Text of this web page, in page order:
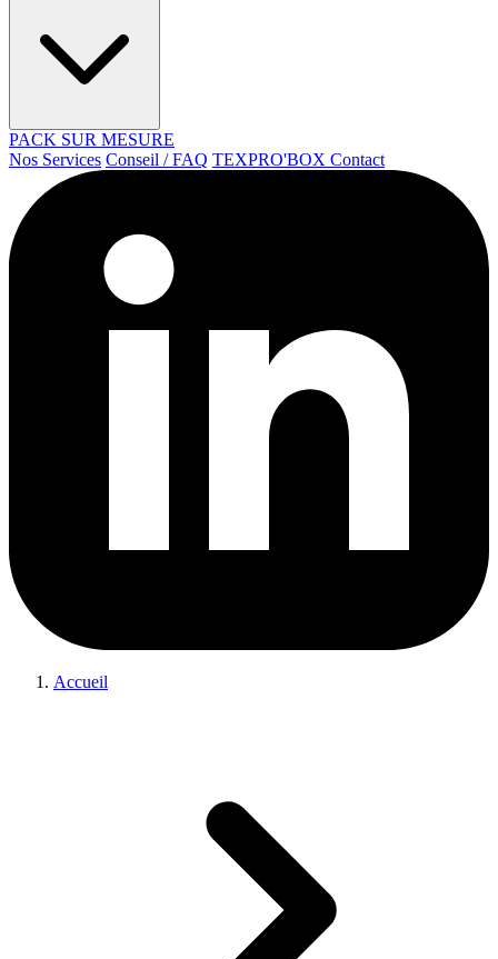
PACK SUR MESURE
Nos Services Conseil / FAQ TEXPRO'BOX Contact
Accueil